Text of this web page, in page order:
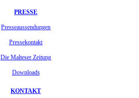
PRESSE
Presseaussendungen
Pressekontakt
Die Malteser Zeitung
Downloads
KONTAKT